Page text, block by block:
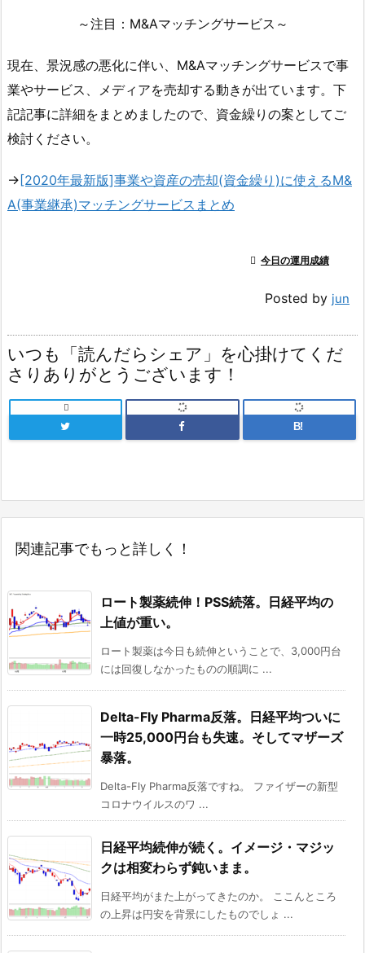
～注目：M&Aマッチングサービス～
現在、景況感の悪化に伴い、M&Aマッチングサービスで事
業やサービス、メディアを売却する動きが出ています。下
記記事に詳細をまとめましたので、資金繰りの案としてご
検討ください。
→[2020年最新版]事業や資産の売却(資金繰り)に使えるM&
A(事業継承)マッチングサービスまとめ
 今日の運用成績
Posted by jun
いつも「読んだらシェア」を心掛けてくだ
さりありがとうございます！

B!
関連記事でもっと詳しく！
ロート製薬続伸！PSS続落。日経平均の
上値が重い。
ロート製薬は今日も続伸ということで、3,000円台
には回復しなかったものの順調に ...
Delta-Fly Pharma反落。日経平均ついに
一時25,000円台も失速。そしてマザーズ
暴落。
Delta-Fly Pharma反落ですね。 ファイザーの新型
コロナウイルスのワ ...
日経平均続伸が続く。イメージ・マジッ
クは相変わらず鈍いまま。
日経平均がまた上がってきたのか。 ここんところ
の上昇は円安を背景にしたものでしょ ...